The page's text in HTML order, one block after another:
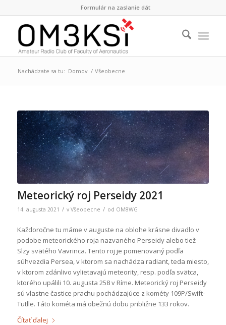
Formulár na zaslanie dát
Nachádzate sa tu: Domov / Všeobecne
Meteorický roj Perseidy 2021
14. augusta 2021 / v Všeobecne / od OM8WG
Každoročne tu máme v auguste na oblohe krásne divadlo v
podobe meteorického roja nazvaného Perseidy alebo tiež
Slzy svätého Vavrinca. Tento roj je pomenovaný podľa
súhvezdia Persea, v ktorom sa nachádza radiant, teda miesto,
v ktorom zdánlivo vylietavajú meteority, resp. podľa svätca,
ktorého upálili 10. augusta 258 v Ríme. Meteorický roj Perseidy
sú vlastne častice prachu pochádzajúce z kométy 109P/Swift-
Tutlle. Táto kométa má obežnú dobu približne 133 rokov.
Čítať ďalej